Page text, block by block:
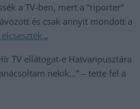
a TV-ben, mert a “riporter”
és csak annyit mondott a
„
TV ellátogat-e Hatvanpusztára
nekik…” – tette fel a